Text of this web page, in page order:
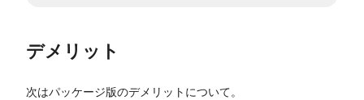
デメリット
次はパッケージ版のデメリットについて。